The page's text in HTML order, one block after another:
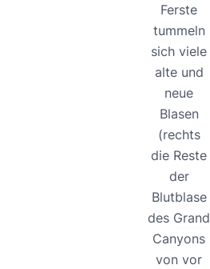
Ferste
tummeln
sich viele
alte und
neue
Blasen
(rechts
die Reste
der
Blutblase
des Grand
Canyons
von vor